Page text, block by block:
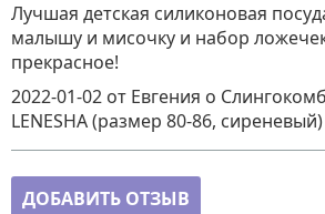
Лучшая детская силиконовая
малышу и мисочку и набор
прекрасное!
2022-01-02 от Евгения о
LENESHA (размер 80-86, сиреневый)
ДОБАВИТЬ ОТЗЫВ